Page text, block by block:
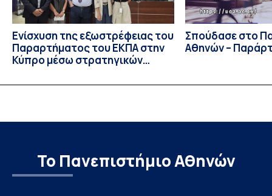
Ενίσχυση της εξωστρέφειας του
Παραρτήματος του ΕΚΠΑ στην
Κύπρο μέσω στρατηγικών
Σπούδασε στο
Αθηνών –
Το Πανεπιστήμιο Αθηνών